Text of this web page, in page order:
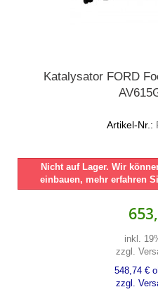
Katalysator FORD
Artikel-Nr.:
Nicht auf Lager. Wir
einbauen, mehr erfahren
inkl.
zzgl.
548,74 €
zzgl.